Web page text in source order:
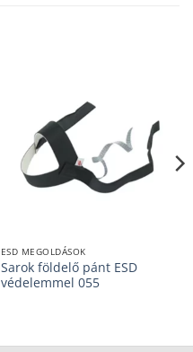
ESD MEGOLDÁSOK
Sarok földelő pánt ESD
védelemmel 055